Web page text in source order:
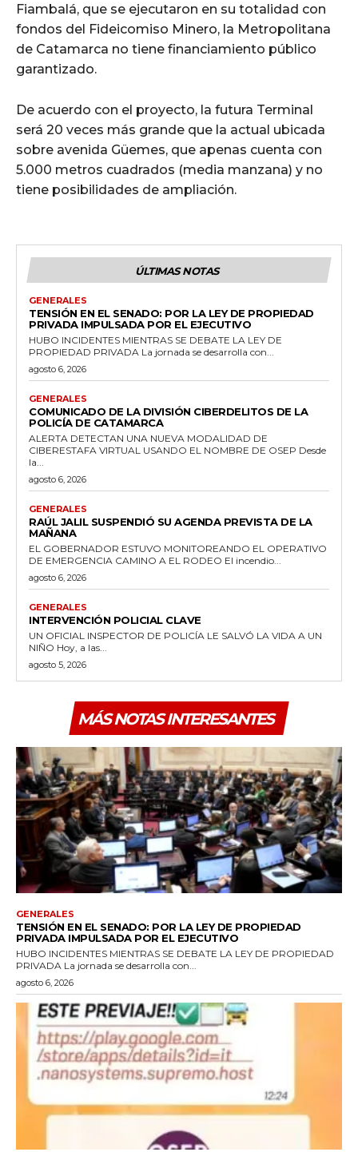
Fiambalá, que se ejecutaron en su totalidad con
fondos del Fideicomiso Minero, la Metropolitana
de Catamarca no tiene financiamiento público
garantizado.
De acuerdo con el proyecto, la futura Terminal
será 20 veces más grande que la actual ubicada
sobre avenida Güemes, que apenas cuenta con
5.000 metros cuadrados (media manzana) y no
tiene posibilidades de ampliación.
ÚLTIMAS NOTAS
GENERALES
TENSIÓN EN EL SENADO: POR LA LEY DE PROPIEDAD
PRIVADA IMPULSADA POR EL EJECUTIVO
HUBO INCIDENTES MIENTRAS SE DEBATE LA LEY DE
PROPIEDAD PRIVADA La jornada se desarrolla con...
agosto 6, 2026
GENERALES
COMUNICADO DE LA DIVISIÓN CIBERDELITOS DE LA
POLICÍA DE CATAMARCA
ALERTA DETECTAN UNA NUEVA MODALIDAD DE
CIBERESTAFA VIRTUAL USANDO EL NOMBRE DE OSEP Desde
la...
agosto 6, 2026
GENERALES
RAÚL JALIL SUSPENDIÓ SU AGENDA PREVISTA DE LA
MAÑANA
EL GOBERNADOR ESTUVO MONITOREANDO EL OPERATIVO
DE EMERGENCIA CAMINO A EL RODEO El incendio...
agosto 6, 2026
GENERALES
INTERVENCIÓN POLICIAL CLAVE
UN OFICIAL INSPECTOR DE POLICÍA LE SALVÓ LA VIDA A UN
NIÑO Hoy, a las...
agosto 5, 2026
MÁS NOTAS INTERESANTES
GENERALES
TENSIÓN EN EL SENADO: POR LA LEY DE PROPIEDAD
PRIVADA IMPULSADA POR EL EJECUTIVO
HUBO INCIDENTES MIENTRAS SE DEBATE LA LEY DE PROPIEDAD
PRIVADA La jornada se desarrolla con...
agosto 6, 2026